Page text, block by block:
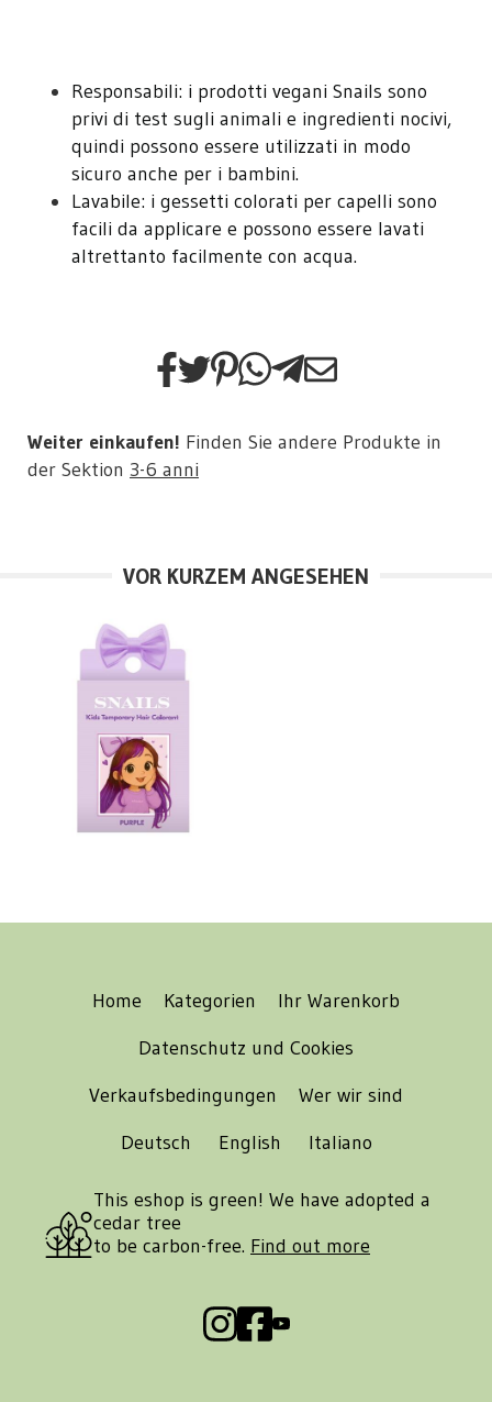
Responsabili: i prodotti vegani Snails sono
privi di test sugli animali e ingredienti nocivi,
quindi possono essere utilizzati in modo
sicuro anche per i bambini.
Lavabile: i gessetti colorati per capelli sono
facili da applicare e possono essere lavati
altrettanto facilmente con acqua.
Weiter einkaufen! Finden Sie andere Produkte in
der Sektion 3-6 anni
VOR KURZEM ANGESEHEN
Home Kategorien
Ihr Warenkorb
Datenschutz und Cookies
Verkaufsbedingungen
Wer wir sind
Deutsch
English Italiano
This eshop is green! We have adopted a
cedar tree
to be carbon-free. Find out more